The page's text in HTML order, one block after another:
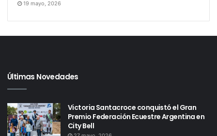
19 mayo, 2026
Últimas Novedades
Victoria Santacroce conquistó el Gran
Premio Federación Ecuestre Argentina en
City Bell